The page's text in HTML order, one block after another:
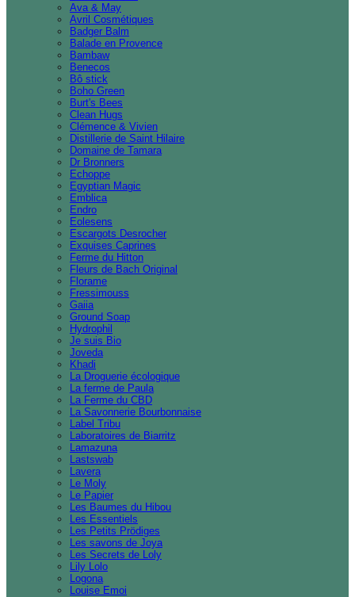
Ava & May
Avril Cosmétiques
Badger Balm
Balade en Provence
Bambaw
Benecos
Bô stick
Boho Green
Burt's Bees
Clean Hugs
Clémence & Vivien
Distillerie de Saint Hilaire
Domaine de Tamara
Dr Bronners
Echoppe
Egyptian Magic
Emblica
Endro
Eolesens
Escargots Desrocher
Exquises Caprines
Ferme du Hitton
Fleurs de Bach Original
Florame
Fressimouss
Gaiia
Ground Soap
Hydrophil
Je suis Bio
Joveda
Khadi
La Droguerie écologique
La ferme de Paula
La Ferme du CBD
La Savonnerie Bourbonnaise
Label Tribu
Laboratoires de Biarritz
Lamazuna
Lastswab
Lavera
Le Moly
Le Papier
Les Baumes du Hibou
Les Essentiels
Les Petits Prödiges
Les savons de Joya
Les Secrets de Loly
Lily Lolo
Logona
Louise Emoi